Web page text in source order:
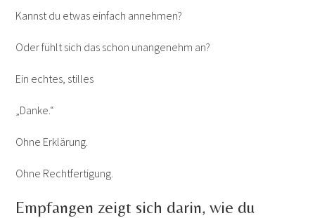
Kannst du etwas einfach annehmen?
Oder fühlt sich das schon unangenehm an?
Ein echtes, stilles
„Danke.“
Ohne Erklärung.
Ohne Rechtfertigung.
Empfangen zeigt sich darin, wie du